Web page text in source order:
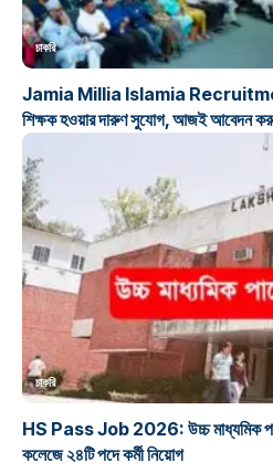
চাকরি
Jamia Millia Islamia
শিক্ষক হওয়ার দারুণ সুযোগ, আজই আবেদন
চাকরি
HS Pass Job 2026: উচ্চ মাধ্যমিক
কলেজে ২৪টি পদে কর্মী নিয়োগ